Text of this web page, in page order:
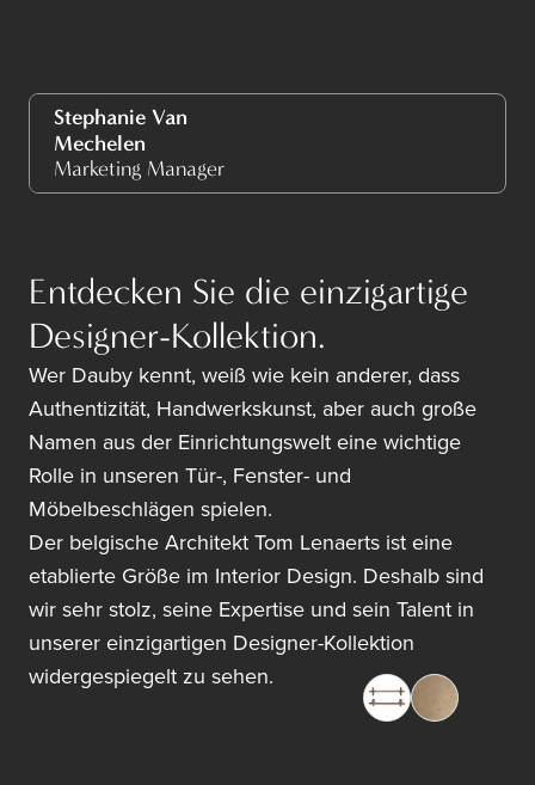
Stephanie Van
Mechelen
Marketing Manager
Entdecken Sie die einzigartige
Designer-Kollektion.
Wer Dauby kennt, weiß wie kein anderer, dass
Authentizität, Handwerkskunst, aber auch große
Namen aus der Einrichtungswelt eine wichtige
Rolle in unseren Tür-, Fenster- und
Möbelbeschlägen spielen.
Der belgische Architekt Tom Lenaerts ist eine
etablierte Größe im Interior Design. Deshalb sind
wir sehr stolz, seine Expertise und sein Talent in
unserer einzigartigen Designer-Kollektion
widergespiegelt zu sehen.